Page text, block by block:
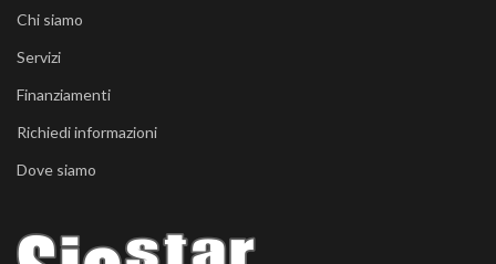
Chi siamo
Servizi
Finanziamenti
Richiedi informazioni
Dove siamo